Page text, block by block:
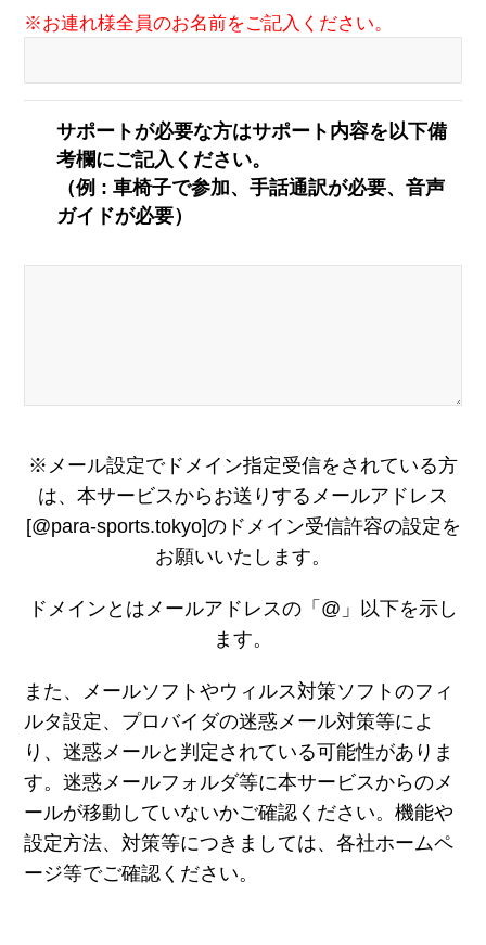
※お連れ様全員のお名前をご記入ください。
サポートが必要な方はサポート内容を以下備
考欄にご記入ください。
（例 : 車椅子で参加、手話通訳が必要、音声
ガイドが必要）
※メール設定でドメイン指定受信をされている方
は、本サービスからお送りするメールアドレス
[@para-sports.tokyo]のドメイン受信許容の設定を
お願いいたします。
ドメインとはメールアドレスの「@」以下を示し
ます。
また、メールソフトやウィルス対策ソフトのフィ
ルタ設定、プロバイダの迷惑メール対策等によ
り、迷惑メールと判定されている可能性がありま
す。迷惑メールフォルダ等に本サービスからのメ
ールが移動していないかご確認ください。機能や
設定方法、対策等につきましては、各社ホームペ
ージ等でご確認ください。